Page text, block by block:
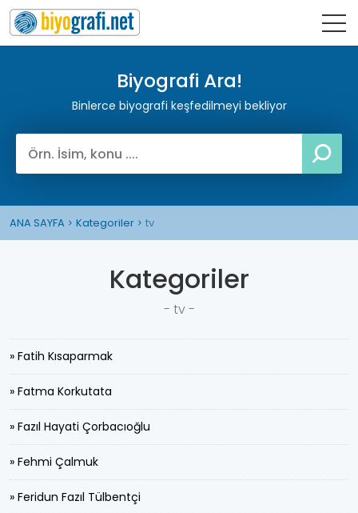
Biyografi Ara!
Binlerce biyografi keşfedilmeyi bekliyor
ANA SAYFA Kategoriler tv
Kategoriler
- tv -
» Fatih Kısaparmak
» Fatma Korkutata
» Fazıl Hayati Çorbacıoğlu
» Fehmi Çalmuk
» Feridun Fazıl Tülbentçi